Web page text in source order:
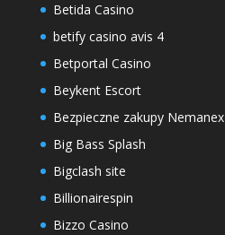
Betida Casino
betify casino avis 4
Betportal Casino
Beykent Escort
Bezpieczne zakupy Nemanex
Big Bass Splash
Bigclash site
Billionairespin
Bizzo Casino